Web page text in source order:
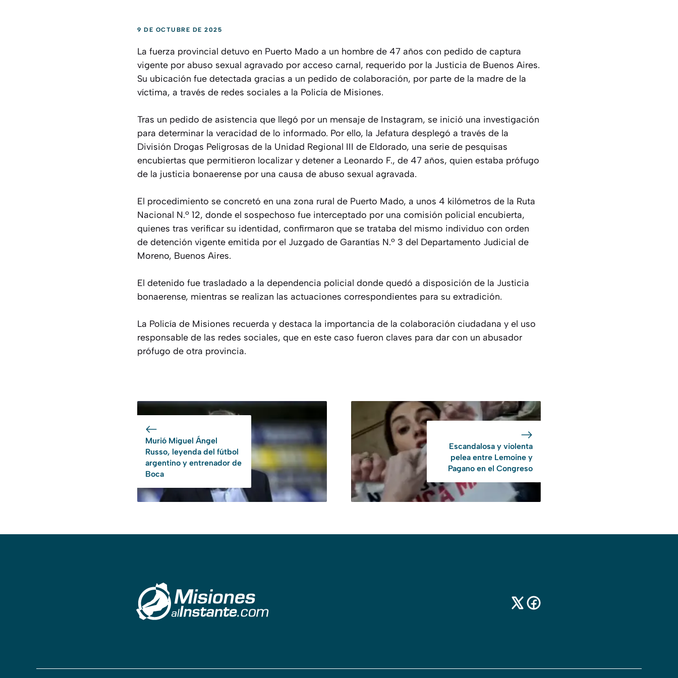
9 DE OCTUBRE DE 2025
La fuerza provincial detuvo en Puerto Mado a un hombre de 47 años con pedido de captura
vigente por abuso sexual agravado por acceso carnal, requerido por la Justicia de Buenos Aires.
Su ubicación fue detectada gracias a un pedido de colaboración, por parte de la madre de la
víctima, a través de redes sociales a la Policía de Misiones.
Tras un pedido de asistencia que llegó por un mensaje de Instagram, se inició una investigación
para determinar la veracidad de lo informado. Por ello, la Jefatura desplegó a través de la
División Drogas Peligrosas de la Unidad Regional III de Eldorado, una serie de pesquisas
encubiertas que permitieron localizar y detener a Leonardo F., de 47 años, quien estaba prófugo
de la justicia bonaerense por una causa de abuso sexual agravada.
El procedimiento se concretó en una zona rural de Puerto Mado, a unos 4 kilómetros de la Ruta
Nacional N.º 12, donde el sospechoso fue interceptado por una comisión policial encubierta,
quienes tras verificar su identidad, confirmaron que se trataba del mismo individuo con orden
de detención vigente emitida por el Juzgado de Garantías N.º 3 del Departamento Judicial de
Moreno, Buenos Aires.
El detenido fue trasladado a la dependencia policial donde quedó a disposición de la Justicia
bonaerense, mientras se realizan las actuaciones correspondientes para su extradición.
La Policía de Misiones recuerda y destaca la importancia de la colaboración ciudadana y el uso
responsable de las redes sociales, que en este caso fueron claves para dar con un abusador
prófugo de otra provincia.
Murió Miguel Ángel
Russo, leyenda del fútbol
argentino y entrenador de
Boca
Escandalosa y violenta
pelea entre Lemoine y
Pagano en el Congreso